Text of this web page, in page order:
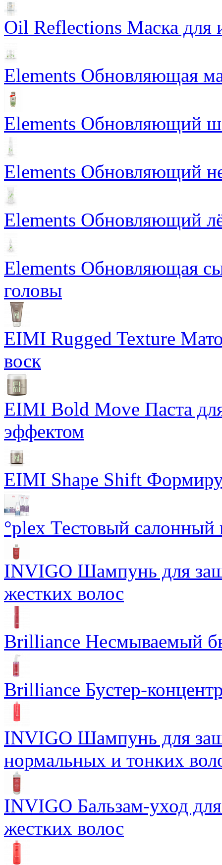
Oil Reflections Маска для
Elements Обновляющая
Elements Обновляющий
Elements Обновляющий
Elements Обновляющий
Elements Обновляющая
головы
EIMI Rugged Texture
воск
EIMI Bold Move Паста
эффектом
EIMI Shape Shift
°plex Тестовый салонный
INVIGO Шампунь для
жестких волос
Brilliance Несмываемый
Brilliance Бустер-
INVIGO Шампунь для
нормальных и тонких
INVIGO Бальзам-уход
жестких волос